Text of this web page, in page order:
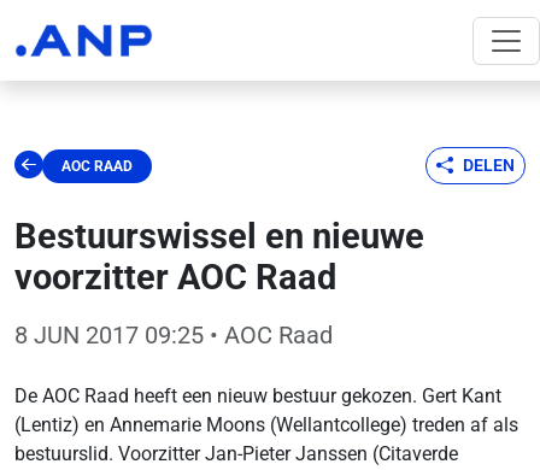
AOC RAAD DELEN
Bestuurswissel en nieuwe
voorzitter AOC Raad
8 JUN 2017 09:25 • AOC Raad
De AOC Raad heeft een nieuw bestuur gekozen. Gert Kant
(Lentiz) en Annemarie Moons (Wellantcollege) treden af als
bestuurslid. Voorzitter Jan-Pieter Janssen (Citaverde